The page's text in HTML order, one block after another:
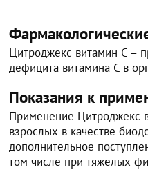
Цитроджекс витамин C –
дефицита витамина C в
Показания к
Применение Цитроджекс
взрослых в качестве
дополнительное
том числе при тяжелых